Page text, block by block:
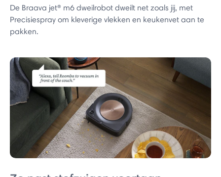
De Braava jet® m6 dweilrobot dweilt net zoals jij, met
Precisiespray om kleverige vlekken en keukenvet aan te
pakken.